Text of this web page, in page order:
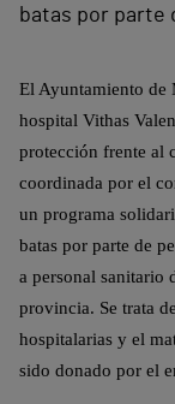
batas por parte
El Ayuntamiento de
hospital Vithas
protección frente al
coordinada por el
un programa
batas por parte de
a personal sanitario
provincia. Se trata
hospitalarias y el
sido donado por el